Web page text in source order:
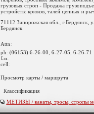
грузовых строп - Продажа
устройств: крюков, талей цепных и
71112 Запорожская обл., г.Бердянск,
Бердянск
Attn:
ph: (06153) 6-26-00, 6-27-05, 6-26-71
fax:
cell:
Просмотр карты / маршрута
Классификация
МЕТИЗЫ / канаты, тросы, стропы